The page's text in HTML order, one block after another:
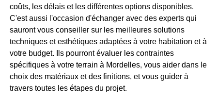
coûts, les délais et les différentes options disponibles.
C'est aussi l'occasion d'échanger avec des experts qui
sauront vous conseiller sur les meilleures solutions
techniques et esthétiques adaptées à votre habitation et à
votre budget. Ils pourront évaluer les contraintes
spécifiques à votre terrain à Mordelles, vous aider dans le
choix des matériaux et des finitions, et vous guider à
travers toutes les étapes du projet.